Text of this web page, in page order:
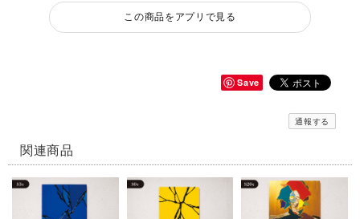
この商品をアプリで見る
Save
通報する
関連商品